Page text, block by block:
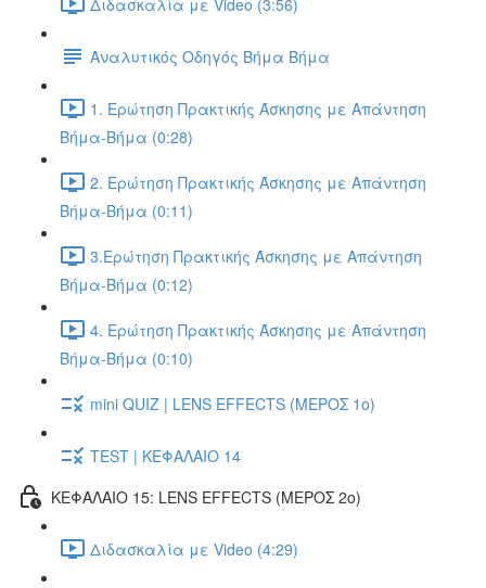
Αναλυτικός Οδηγός Βήμα Βήμα
1. Ερώτηση Πρακτικής Άσκησης με Απάντηση
Βήμα-Βήμα (0:28)
2. Ερώτηση Πρακτικής Άσκησης με Απάντηση
Βήμα-Βήμα (0:11)
3.Ερώτηση Πρακτικής Άσκησης με Απάντηση
Βήμα-Βήμα (0:12)
4. Ερώτηση Πρακτικής Άσκησης με Απάντηση
Βήμα-Βήμα (0:10)
mini QUIZ | LENS EFFECTS (ΜΕΡΟΣ 1ο)
TEST | ΚΕΦΑΛΑΙΟ 14
ΚΕΦΑΛΑΙΟ 15: LENS EFFECTS (ΜΕΡΟΣ 2o)
Διδασκαλία με Video (4:29)